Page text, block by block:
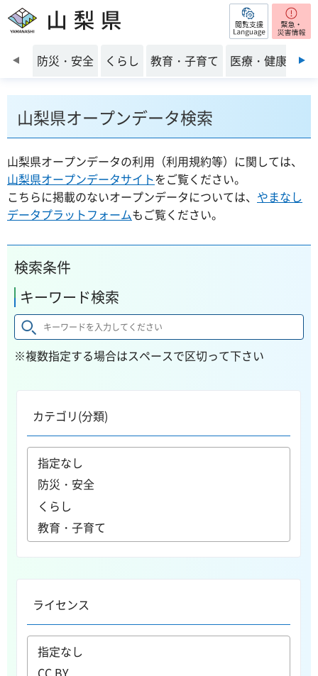
山梨県 閲覧支援
前のスライドを表示
防災・安全 くらし 教育・子育て 医療・健康・福
山梨県オープンデータ検索
山梨県オープンデータの利用（利用規約等）に関しては、
山梨県オープンデータサイトをご覧ください。
こちらに掲載のないオープンデータについては、 やまなし
データプラットフォームもご覧ください。
検索条件
キーワード検索
※複数指定する場合はスペースで区切って下さい
カテゴリ(分類)
ライセンス